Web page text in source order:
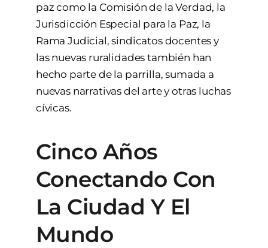
paz como la Comisión de la Verdad, la
Jurisdicción Especial para la Paz, la
Rama Judicial, sindicatos docentes y
las nuevas ruralidades también han
hecho parte de la parrilla, sumada a
nuevas narrativas del arte y otras luchas
cívicas.
Cinco Años
Conectando Con
La Ciudad Y El
Mundo